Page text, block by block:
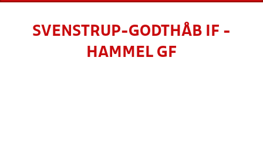
SVENSTRUP-GODTHÅB IF -
HAMMEL GF